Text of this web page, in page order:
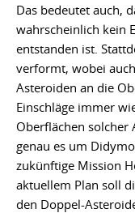
Das bedeutet auch,
wahrscheinlich kein
entstanden ist.
verformt, wobei
Asteroiden an die
Einschläge immer
Oberflächen solcher
genau es um
zukünftige Mission
aktuellem Plan soll
den Doppel-